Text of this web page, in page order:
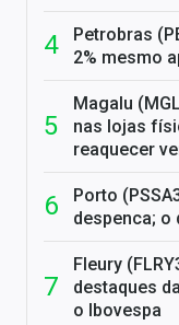
Petrobras
2% mesmo
Magalu
nas lojas
reaquecer
Porto
despenca; o
Fleury
destaques
o Ibovespa